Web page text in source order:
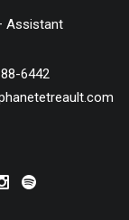
Assistant
6442